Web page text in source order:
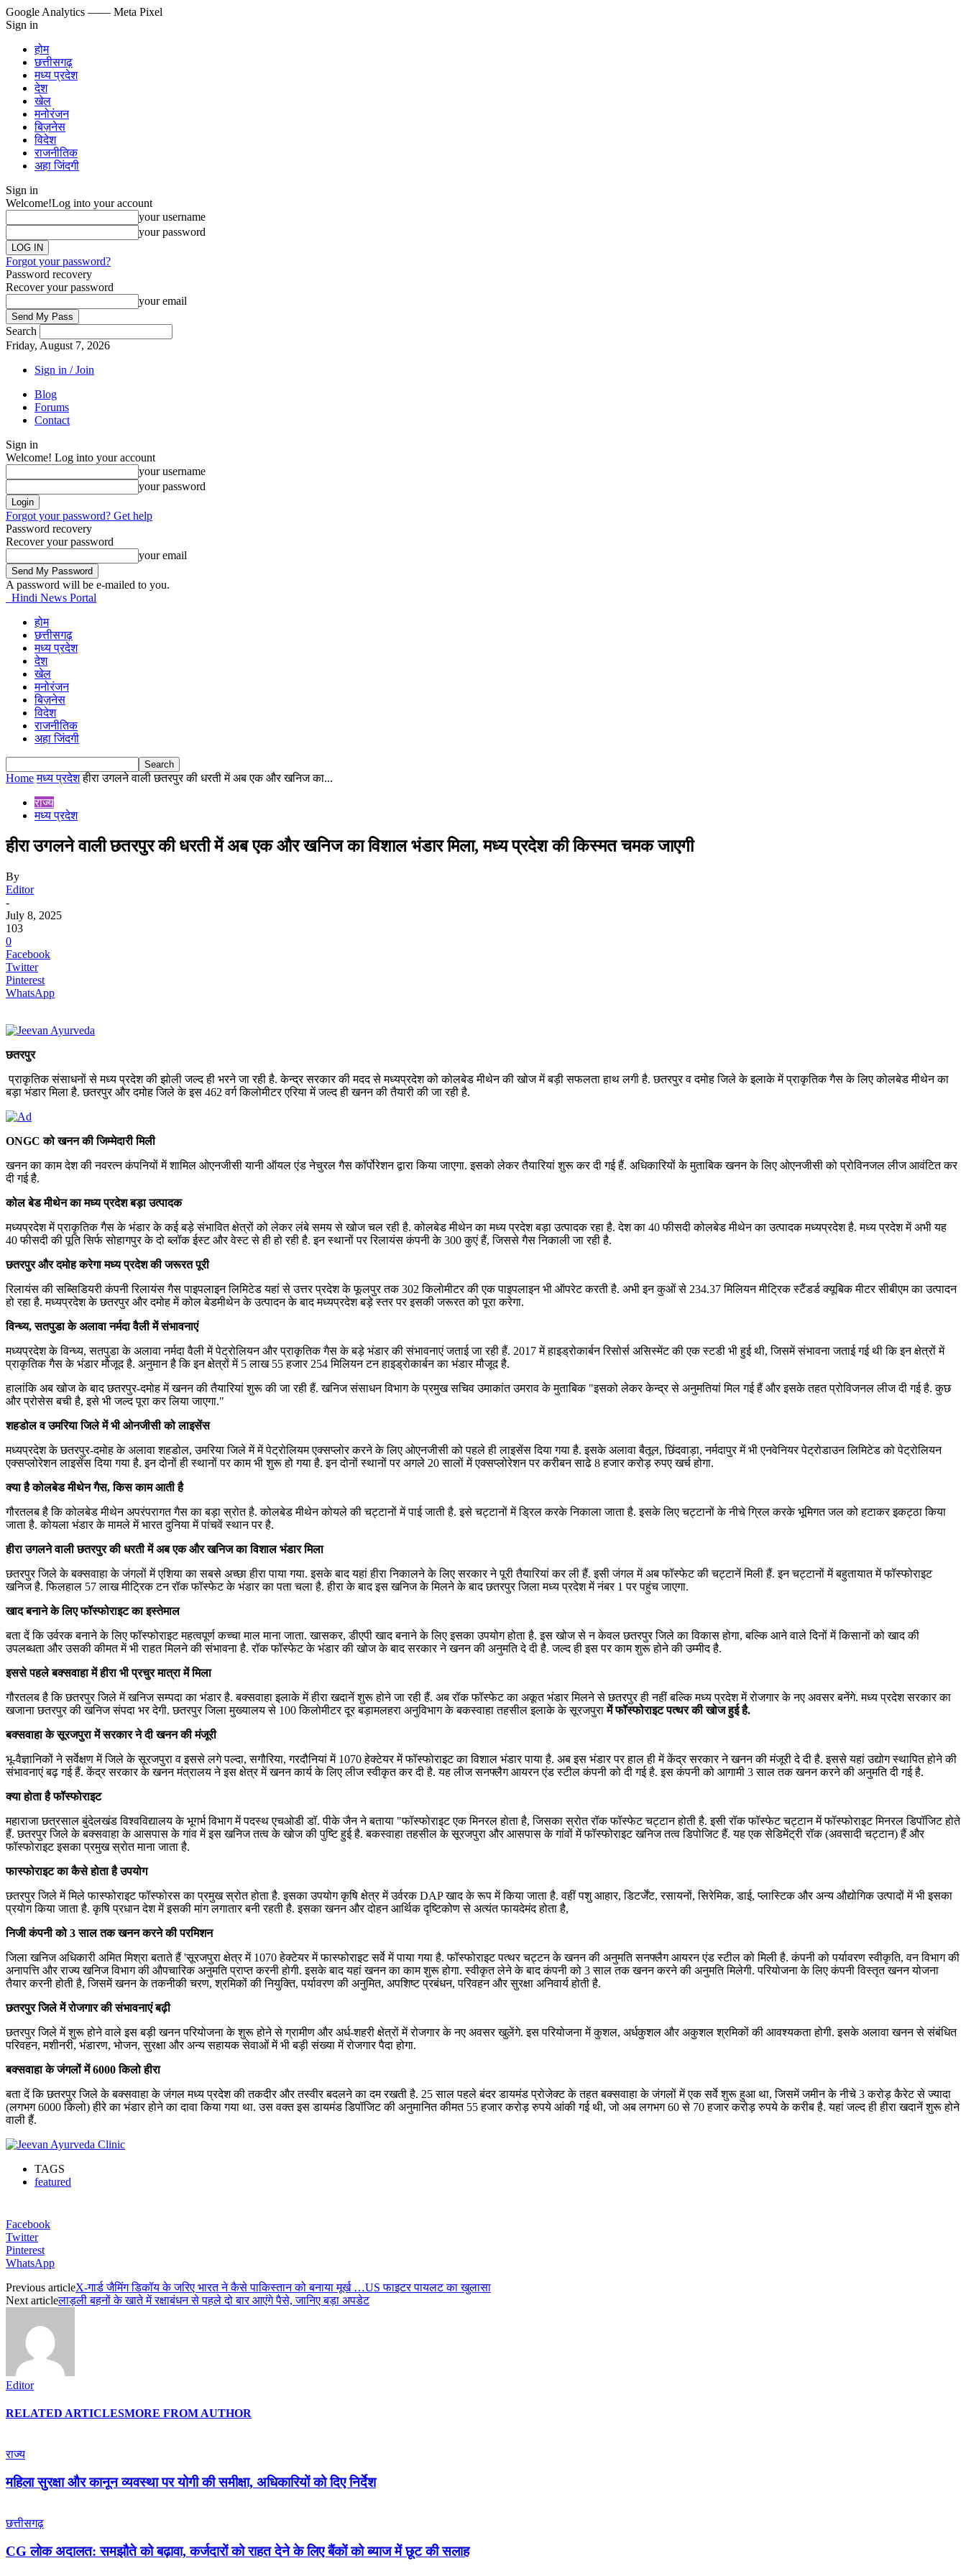
Google Analytics —— Meta Pixel
Sign in
होम
छत्तीसगढ़
मध्य प्रदेश
देश
खेल
मनोरंजन
बिज़नेस
विदेश
राजनीतिक
अहा जिंदगी
Sign in
Welcome!Log into your account
your username
your password
Forgot your password?
Password recovery
Recover your password
your email
Search
Friday, August 7, 2026
Sign in / Join
Blog
Forums
Contact
Sign in
Welcome! Log into your account
your username
your password
Forgot your password? Get help
Password recovery
Recover your password
your email
A password will be e-mailed to you.
Hindi News Portal
होम
छत्तीसगढ़
मध्य प्रदेश
देश
खेल
मनोरंजन
बिज़नेस
विदेश
राजनीतिक
अहा जिंदगी
Home मध्य प्रदेश हीरा उगलने वाली छतरपुर की धरती में अब एक और खनिज का...
राज्य
मध्य प्रदेश
हीरा उगलने वाली छतरपुर की धरती में अब एक और खनिज का विशाल भंडार मिला, मध्य प्रदेश की किस्मत चमक जाएगी
By
Editor
-
July 8, 2025
103
0
Facebook
Twitter
Pinterest
WhatsApp
छतरपुर
प्राकृतिक संसाधनों से मध्य प्रदेश की झोली जल्द ही भरने जा रही है. केन्द्र सरकार की मदद से मध्यप्रदेश को कोलबेड मीथेन की खोज में बड़ी सफलता हाथ लगी है. छतरपुर व दमोह जिले के इलाके में प्राकृतिक गैस के लिए कोलबेड मीथेन का
बड़ा भंडार मिला है. छतरपुर और दमोह जिले के इस 462 वर्ग किलोमीटर एरिया में जल्द ही खनन की तैयारी की जा रही है.
ONGC को खनन की जिम्मेदारी मिली
खनन का काम देश की नवरत्न कंपनियों में शामिल ओएनजीसी यानी ऑयल एंड नेचुरल गैस कॉर्पोरेशन द्वारा किया जाएगा. इसको लेकर तैयारियां शुरू कर दी गई हैं. अधिकारियों के मुताबिक खनन के लिए ओएनजीसी को प्रोविनजल लीज आवंटित कर
दी गई है.
कोल बेड मीथेन का मध्य प्रदेश बड़ा उत्पादक
मध्यप्रदेश में प्राकृतिक गैस के भंडार के कई बड़े संभावित क्षेत्रों को लेकर लंबे समय से खोज चल रही है. कोलबेड मीथेन का मध्य प्रदेश बड़ा उत्पादक रहा है. देश का 40 फीसदी कोलबेड मीथेन का उत्पादक मध्यप्रदेश है. मध्य प्रदेश में अभी यह
40 फीसदी की पूति सिर्फ सोहागपुर के दो ब्लॉक ईस्ट और वेस्ट से ही हो रही है. इन स्थानों पर रिलायंस कंपनी के 300 कुएं हैं, जिससे गैस निकाली जा रही है.
छतरपुर और दमोह करेगा मध्य प्रदेश की जरूरत पूरी
रिलायंस की सब्सिडियरी कंपनी रिलायंस गैस पाइपलाइन लिमिटेड यहां से उत्तर प्रदेश के फूलपुर तक 302 किलोमीटर की एक पाइपलाइन भी ऑपरेट करती है. अभी इन कुओं से 234.37 मिलियन मीट्रिक स्टैंडर्ड क्यूबिक मीटर सीबीएम का उत्पादन
हो रहा है. मध्यप्रदेश के छतरपुर और दमोह में कोल बेडमीथेन के उत्पादन के बाद मध्यप्रदेश बड़े स्तर पर इसकी जरूरत को पूरा करेगा.
विन्ध्य, सतपुडा के अलावा नर्मदा वैली में संभावनाएं
मध्यप्रदेश के विन्ध्य, सतपुडा के अलावा नर्मदा वैली में पेट्रोलियन और प्राकृतिक गैस के बड़े भंडार की संभावनाएं जताई जा रही हैं. 2017 में हाइड्रोकार्बन रिसोर्स असिस्मेंट की एक स्टडी भी हुई थी, जिसमें संभावना जताई गई थी कि इन क्षेत्रों में
प्राकृतिक गैस के भंडार मौजूद है. अनुमान है कि इन क्षेत्रों में 5 लाख 55 हजार 254 मिलियन टन हाइड्रोकार्बन का भंडार मौजूद है.
हालांकि अब खोज के बाद छतरपुर-दमोह में खनन की तैयारियां शुरू की जा रही हैं. खनिज संसाधन विभाग के प्रमुख सचिव उमाकांत उमराव के मुताबिक "इसको लेकर केन्द्र से अनुमतियां मिल गई हैं और इसके तहत प्रोविजनल लीज दी गई है. कुछ
और प्रोसेस बची है, इसे भी जल्द पूरा कर लिया जाएगा."
शहडोल व उमरिया जिले में भी ओनजीसी को लाइसेंस
मध्यप्रदेश के छतरपुर-दमोह के अलावा शहडोल, उमरिया जिले में में पेट्रोलियम एक्सप्लोर करने के लिए ओएनजीसी को पहले ही लाइसेंस दिया गया है. इसके अलावा बैतूल, छिंदवाड़ा, नर्मदापुर में भी एनवेनियर पेट्रोडाउन लिमिटेड को पेट्रोलियन
एक्सप्लोरेशन लाइसेंस दिया गया है. इन दोनों ही स्थानों पर काम भी शुरू हो गया है. इन दोनों स्थानों पर अगले 20 सालों में एक्सप्लोरेशन पर करीबन साढे 8 हजार करोड़ रुपए खर्च होगा.
क्या है कोलबेड मीथेन गैस, किस काम आती है
गौरतलब है कि कोलबेड मीथेन अपरंपरागत गैस का बड़ा स्रोत है. कोलबेड मीथेन कोयले की चट्टानों में पाई जाती है. इसे चट्टानों में ड्रिल करके निकाला जाता है. इसके लिए चट्टानों के नीचे ग्रिल करके भूमिगत जल को हटाकर इकट्ठा किया
जाता है. कोयला भंडार के मामले में भारत दुनिया में पांचवें स्थान पर है.
हीरा उगलने वाली छतरपुर की धरती में अब एक और खनिज का विशाल भंडार मिला
छतरपुर जिले के बक्सवाहा के जंगलों में एशिया का सबसे अच्छा हीरा पाया गया. इसके बाद यहां हीरा निकालने के लिए सरकार ने पूरी तैयारियां कर ली हैं. इसी जंगल में अब फॉस्फेट की चट्टानें मिली हैं. इन चट्टानों में बहुतायात में फॉस्फोराइट
खनिज है. फिलहाल 57 लाख मीट्रिक टन रॉक फॉस्फेट के भंडार का पता चला है. हीरा के बाद इस खनिज के मिलने के बाद छतरपुर जिला मध्य प्रदेश में नंबर 1 पर पहुंच जाएगा.
खाद बनाने के लिए फॉस्फोराइट का इस्तेमाल
बता दें कि उर्वरक बनाने के लिए फॉस्फोराइट महत्वपूर्ण कच्चा माल माना जाता. खासकर, डीएपी खाद बनाने के लिए इसका उपयोग होता है. इस खोज से न केवल छतरपुर जिले का विकास होगा, बल्कि आने वाले दिनों में किसानों को खाद की
उपलब्धता और उसकी कीमत में भी राहत मिलने की संभावना है. रॉक फॉस्फेट के भंडार की खोज के बाद सरकार ने खनन की अनुमति दे दी है. जल्द ही इस पर काम शुरू होने की उम्मीद है.
इससे पहले बक्सवाहा में हीरा भी प्रचुर मात्रा में मिला
गौरतलब है कि छतरपुर जिले में खनिज सम्पदा का भंडार है. बक्सवाहा इलाके में हीरा खदानें शुरू होने जा रही हैं. अब रॉक फॉस्फेट का अकूत भंडार मिलने से छतरपुर ही नहीं बल्कि मध्य प्रदेश में रोजगार के नए अवसर बनेंगे. मध्य प्रदेश सरकार का
खजाना छतरपुर की खनिज संपदा भर देगी. छतरपुर जिला मुख्यालय से 100 किलोमीटर दूर बड़ामलहरा अनुविभाग के बकस्वाहा तहसील इलाके के सूरजपुरामें फॉस्फोराइट पत्थर की खोज हुई है.
बक्सवाहा के सूरजपुरा में सरकार ने दी खनन की मंजूरी
भू-वैज्ञानिकों ने सर्वेक्षण में जिले के सूरजपुरा व इससे लगे पल्दा, सगौरिया, गरदौनियां में 1070 हेक्टेयर में फॉस्फोराइट का विशाल भंडार पाया है. अब इस भंडार पर हाल ही में केंद्र सरकार ने खनन की मंजूरी दे दी है. इससे यहां उद्योग स्थापित होने की
संभावनाएं बढ़ गई हैं. केंद्र सरकार के खनन मंत्रालय ने इस क्षेत्र में खनन कार्य के लिए लीज स्वीकृत कर दी है. यह लीज सनफ्लैग आयरन एंड स्टील कंपनी को दी गई है. इस कंपनी को आगामी 3 साल तक खनन करने की अनुमति दी गई है.
क्या होता है फॉस्फोराइट
महाराजा छत्रसाल बुंदेलखंड विश्वविद्यालय के भूगर्भ विभाग में पदस्थ एचओडी डॉ. पीके जैन ने बताया "फॉस्फोराइट एक मिनरल होता है, जिसका स्रोत रॉक फॉस्फेट चट्टान होती है. इसी रॉक फॉस्फेट चट्टान में फॉस्फोराइट मिनरल डिपॉजिट होते
हैं. छतरपुर जिले के बक्सवाहा के आसपास के गांव में इस खनिज तत्व के खोज की पुष्टि हुई है. बकस्वाहा तहसील के सूरजपुरा और आसपास के गांवों में फॉस्फोराइट खनिज तत्व डिपोजिट हैं. यह एक सेडिमेंट्री रॉक (अवसादी चट्टान) हैं और
फॉस्फोराइट इसका प्रमुख स्रोत माना जाता है.
फास्फोराइट का कैसे होता है उपयोग
छतरपुर जिले में मिले फास्फोराइट फॉस्फोरस का प्रमुख स्रोत होता है. इसका उपयोग कृषि क्षेत्र में उर्वरक DAP खाद के रूप में किया जाता है. वहीं पशु आहार, डिटर्जेंट, रसायनों, सिरेमिक, डाई, प्लास्टिक और अन्य औद्योगिक उत्पादों में भी इसका
प्रयोग किया जाता है. कृषि प्रधान देश में इसकी मांग लगातार बनी रहती है. इसका खनन और दोहन आर्थिक दृष्टिकोण से अत्यंत फायदेमंद होता है,
निजी कंपनी को 3 साल तक खनन करने की परमिशन
जिला खनिज अधिकारी अमित मिश्रा बताते हैं 'सूरजपुरा क्षेत्र में 1070 हेक्टेयर में फास्फोराइट सर्वे में पाया गया है. फॉस्फोराइट पत्थर चट्टन के खनन की अनुमति सनफ्लैग आयरन एंड स्टील को मिली है. कंपनी को पर्यावरण स्वीकृति, वन विभाग की
अनापत्ति और राज्य खनिज विभाग की औपचारिक अनुमति प्राप्त करनी होगी. इसके बाद यहां खनन का काम शुरू होगा. स्वीकृत लेने के बाद कंपनी को 3 साल तक खनन करने की अनुमति मिलेगी. परियोजना के लिए कंपनी विस्तृत खनन योजना
तैयार करनी होती है, जिसमें खनन के तकनीकी चरण, श्रमिकों की नियुक्ति, पर्यावरण की अनुमित, अपशिष्ट प्रबंधन, परिवहन और सुरक्षा अनिवार्य होती है.
छतरपुर जिले में रोजगार की संभावनाएं बढ़ी
छतरपुर जिले में शुरू होने वाले इस बड़ी खनन परियोजना के शुरू होने से ग्रामीण और अर्ध-शहरी क्षेत्रों में रोजगार के नए अवसर खुलेंगे. इस परियोजना में कुशल, अर्धकुशल और अकुशल श्रमिकों की आवश्यकता होगी. इसके अलावा खनन से संबंधित
परिवहन, मशीनरी, भंडारण, भोजन, सुरक्षा और अन्य सहायक सेवाओं में भी बड़ी संख्या में रोजगार पैदा होगा.
बक्सवाहा के जंगलों में 6000 किलो हीरा
बता दें कि छतरपुर जिले के बक्सवाहा के जंगल मध्य प्रदेश की तकदीर और तस्वीर बदलने का दम रखती है. 25 साल पहले बंदर डायमंड प्रोजेक्ट के तहत बक्सवाहा के जंगलों में एक सर्वे शुरू हुआ था, जिसमें जमीन के नीचे 3 करोड़ कैरेट से ज्यादा
(लगभग 6000 किलो) हीरे का भंडार होने का दावा किया गया था. उस वक्त इस डायमंड डिपॉजिट की अनुमानित कीमत 55 हजार करोड़ रुपये आंकी गई थी, जो अब लगभग 60 से 70 हजार करोड़ रुपये के करीब है. यहां जल्द ही हीरा खदानें शुरू होने
वाली हैं.
TAGS
featured
Facebook
Twitter
Pinterest
WhatsApp
Previous articleX-गार्ड जैमिंग डिकॉय के जरिए भारत ने कैसे पाकिस्तान को बनाया मूर्ख …US फाइटर पायलट का खुलासा
Next articleलाड़ली बहनों के खाते में रक्षाबंधन से पहले दो बार आएंगे पैसे, जानिए बड़ा अपडेट
Editor
RELATED ARTICLESMORE FROM AUTHOR
राज्य
महिला सुरक्षा और कानून व्यवस्था पर योगी की समीक्षा, अधिकारियों को दिए निर्देश
छत्तीसगढ़
CG लोक अदालत: समझौते को बढ़ावा, कर्जदारों को राहत देने के लिए बैंकों को ब्याज में छूट की सलाह